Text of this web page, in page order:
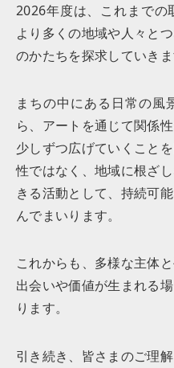
2026年度は、これまでの
より多くの地域や人々と
のかたちを探求していきま
まちの中にある日常の風
ら、アートを通じて関係
少しずつ広げていくこと
性ではなく、地域に根ざ
きる活動として、持続可
んでまいります。
これからも、多様な主体
出会いや価値が生まれる
ります。
引き続き、皆さまのご理